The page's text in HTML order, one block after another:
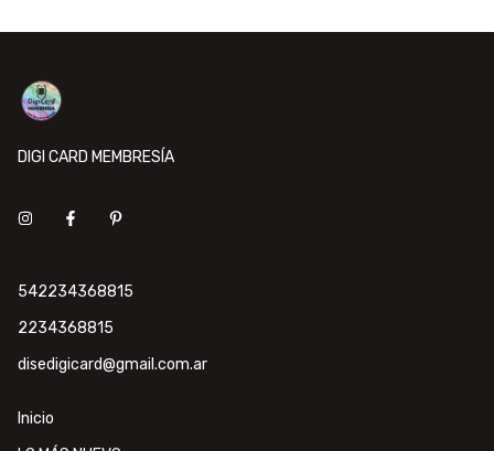
DIGI CARD MEMBRESÍA
542234368815
2234368815
disedigicard@gmail.com.ar
Inicio